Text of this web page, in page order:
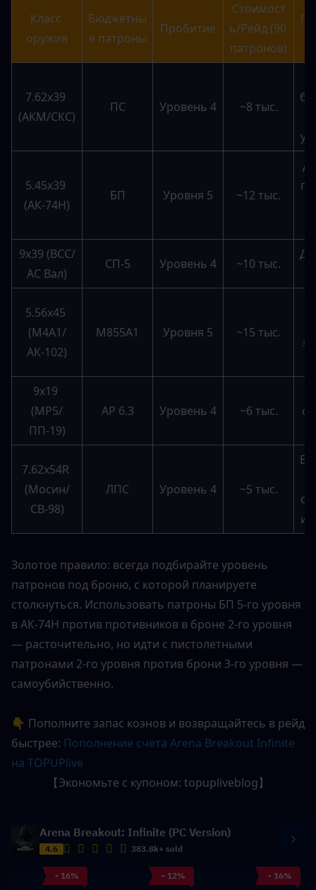
Класс
оружия
Бюджетны
е патроны
Пробитие
Стоимост
ь/Рейд (90
патронов)
7.62x39
(АКМ/СКС)
ПС Уровень 4 ~8 тыс.
5.45x39
(АК-74Н)
БП Уровня 5 ~12 тыс.
9x39 (ВСС/
АС Вал)
СП-5 Уровень 4 ~10 тыс.
5.56x45
(M4A1/
АК-102)
M855A1 Уровня 5 ~15 тыс.
9x19
(MP5/
ПП-19)
AP 6.3 Уровень 4 ~6 тыс.
7.62x54R
(Мосин/
СВ-98)
ЛПС Уровень 4 ~5 тыс.
Золотое правило: всегда подбирайте уровень
патронов под броню, с которой планируете
столкнуться. Использовать патроны БП 5-го уровня
в АК-74Н против противников в броне 2-го уровня
— расточительно, но идти с пистолетными
патронами 2-го уровня против брони 3-го уровня —
самоубийственно.
👇 Пополните запас коэнов и возвращайтесь в рейд
быстрее: Пополнение счета Arena Breakout Infinite
на TOPUPlive
【Экономьте с купоном: topupliveblog】
Arena Breakout: Infinite (PC Version)
4.6 383.8k+ sold
- 16% - 12% - 16%